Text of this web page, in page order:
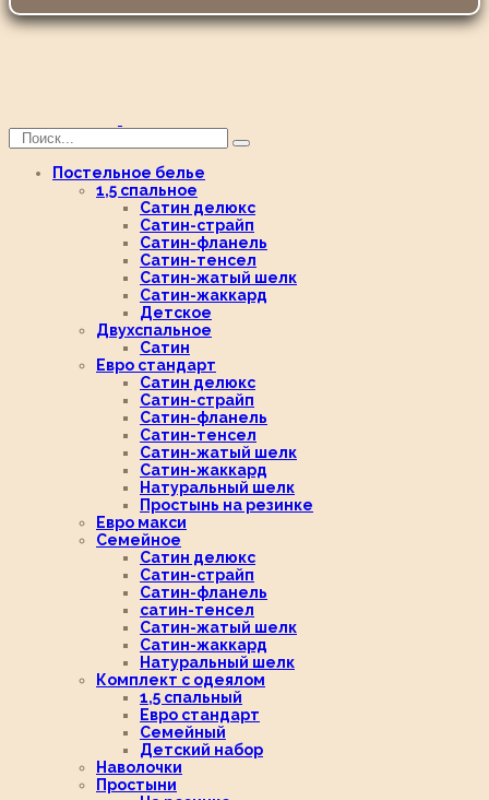
Постельное белье
1,5 спальное
Сатин делюкс
Сатин-страйп
Сатин-фланель
Сатин-тенсел
Сатин-жатый шелк
Сатин-жаккард
Детское
Двухспальное
Сатин
Евро стандарт
Сатин делюкс
Сатин-страйп
Сатин-фланель
Сатин-тенсел
Сатин-жатый шелк
Сатин-жаккард
Натуральный шелк
Простынь на резинке
Евро макси
Семейное
Сатин делюкс
Сатин-страйп
Сатин-фланель
сатин-тенсел
Сатин-жатый шелк
Сатин-жаккард
Натуральный шелк
Комплект с одеялом
1,5 спальный
Евро стандарт
Семейный
Детский набор
Наволочки
Простыни